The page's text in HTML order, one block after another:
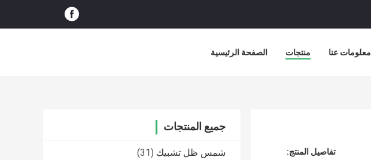
الصفحة الرئيسية منتجات معلومات عنا
جميع المنتجات
شمس ظل تشبيك (31)
تفاصيل المنتج: